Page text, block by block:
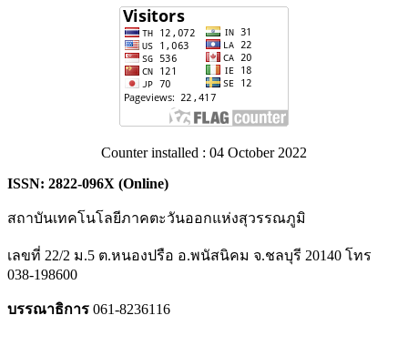
Counter installed : 04 October 2022
ISSN: 2822-096X (Online)
สถาบันเทคโนโลยีภาคตะวันออกแห่งสุวรรณภูมิ
เลขที่ 22/2 ม.5 ต.หนองปรือ อ.พนัสนิคม จ.ชลบุรี 20140 โทร
038-198600
บรรณาธิการ 061-8236116